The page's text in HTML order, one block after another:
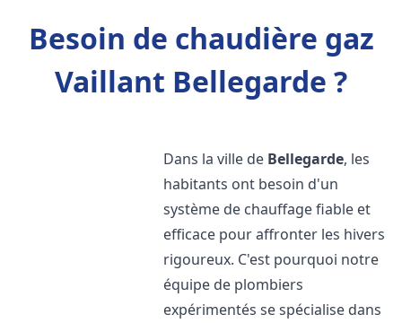
Besoin de chaudière gaz
Vaillant Bellegarde ?
Dans la ville de Bellegarde, les
habitants ont besoin d'un
système de chauffage fiable et
efficace pour affronter les hivers
rigoureux. C'est pourquoi notre
équipe de plombiers
expérimentés se spécialise dans